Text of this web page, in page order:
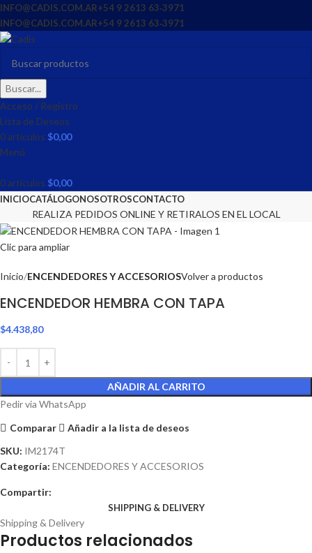
INFO@CADIS.COM.AR‪+54 9 2613 63‑3971‬
INFO@CADIS.COM.AR‪+54 9 2613 63‑3971‬
Buscar...
Acceso / Registro
Lista de Deseos
0artículos $0,00
Menú
0artículos $0,00
INICIOCATÁLOGONOSOTROSCONTACTO
REALIZA PEDIDOS ONLINE Y RETIRALOS EN EL LOCAL
Clic para ampliar
Inicio ENCENDEDORES Y ACCESORIOSVolver a productos
ENCENDEDOR HEMBRA CON TAPA
$4.438,80
AÑADIR AL CARRITO
Pedir via WhatsApp
Comparar
Añadir a la lista de deseos
SKU: IM2174T
Categoría: ENCENDEDORES Y ACCESORIOS
Compartir:
SHIPPING & DELIVERY
Shipping & Delivery
Productos relacionados